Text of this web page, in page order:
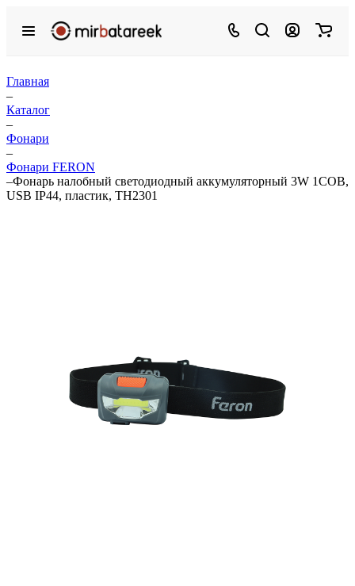
Главная
–
Каталог
–
Фонари
–
Фонари FERON
–Фонарь налобный светодиодный аккумуляторный 3W 1COB,
USB IP44, пластик, TH2301